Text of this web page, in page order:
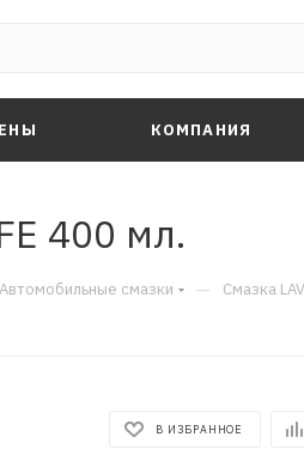
КОМПАНИЯ
400 мл.
Автомобильные смазки — Смазка
В ИЗБРАННОЕ